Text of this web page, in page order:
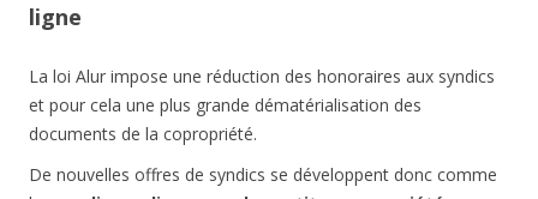
ligne
La loi Alur impose une réduction des honoraires aux syndics
et pour cela une plus grande dématérialisation des
documents de la copropriété.
De nouvelles offres de syndics se développent donc comme